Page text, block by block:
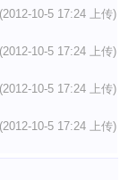
(2012-10-5 17:24 上传)
(2012-10-5 17:24 上传)
(2012-10-5 17:24 上传)
(2012-10-5 17:24 上传)